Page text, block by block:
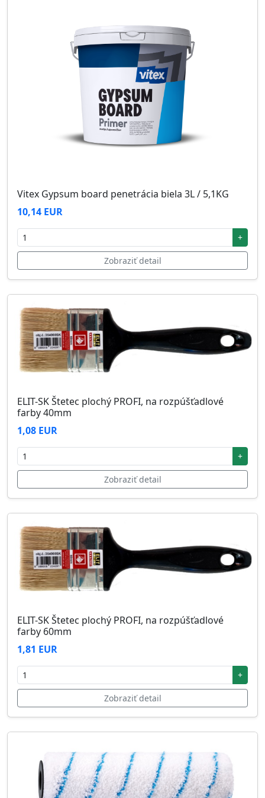
Vitex Gypsum board penetrácia biela 3L / 5,1KG
10,14 EUR
+
Zobraziť detail
ELIT-SK Štetec plochý PROFI, na rozpúšťadlové
farby 40mm
1,08 EUR
+
Zobraziť detail
ELIT-SK Štetec plochý PROFI, na rozpúšťadlové
farby 60mm
1,81 EUR
+
Zobraziť detail